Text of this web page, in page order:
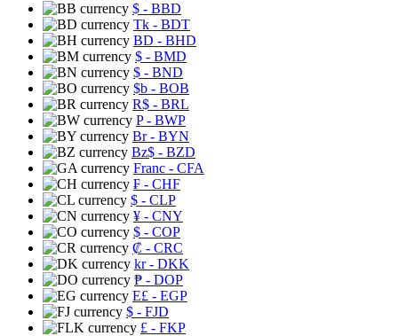
$ - BBD
Tk - BDT
BD - BHD
$ - BMD
$ - BND
$b - BOB
R$ - BRL
P- BWP
Br- BYN
Bz$ - BZD
Franc - CFA
₣ - CHF
$ - CLP
¥ - CNY
$ - COP
₡ - CRC
kr- DKK
₱ - DOP
E£ - EGP
$ - FJD
£ - FKP